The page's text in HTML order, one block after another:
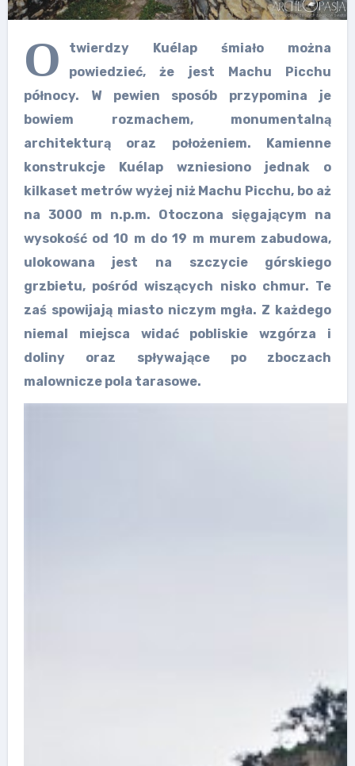
O
twierdzy Kuélap śmiało można
powiedzieć, że jest Machu Picchu
północy. W pewien sposób przypomina je
bowiem rozmachem, monumentalną
architekturą oraz położeniem. Kamienne
konstrukcje Kuélap wzniesiono jednak o
kilkaset metrów wyżej niż Machu Picchu, bo aż
na 3000 m n.p.m. Otoczona sięgającym na
wysokość od 10 m do 19 m murem zabudowa,
ulokowana jest na szczycie górskiego
grzbietu, pośród wiszących nisko chmur. Te
zaś spowijają miasto niczym mgła. Z każdego
niemal miejsca widać pobliskie wzgórza i
doliny oraz spływające po zboczach
malownicze pola tarasowe.